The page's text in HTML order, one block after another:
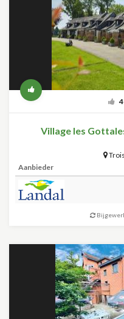
Village les
Aanbieder